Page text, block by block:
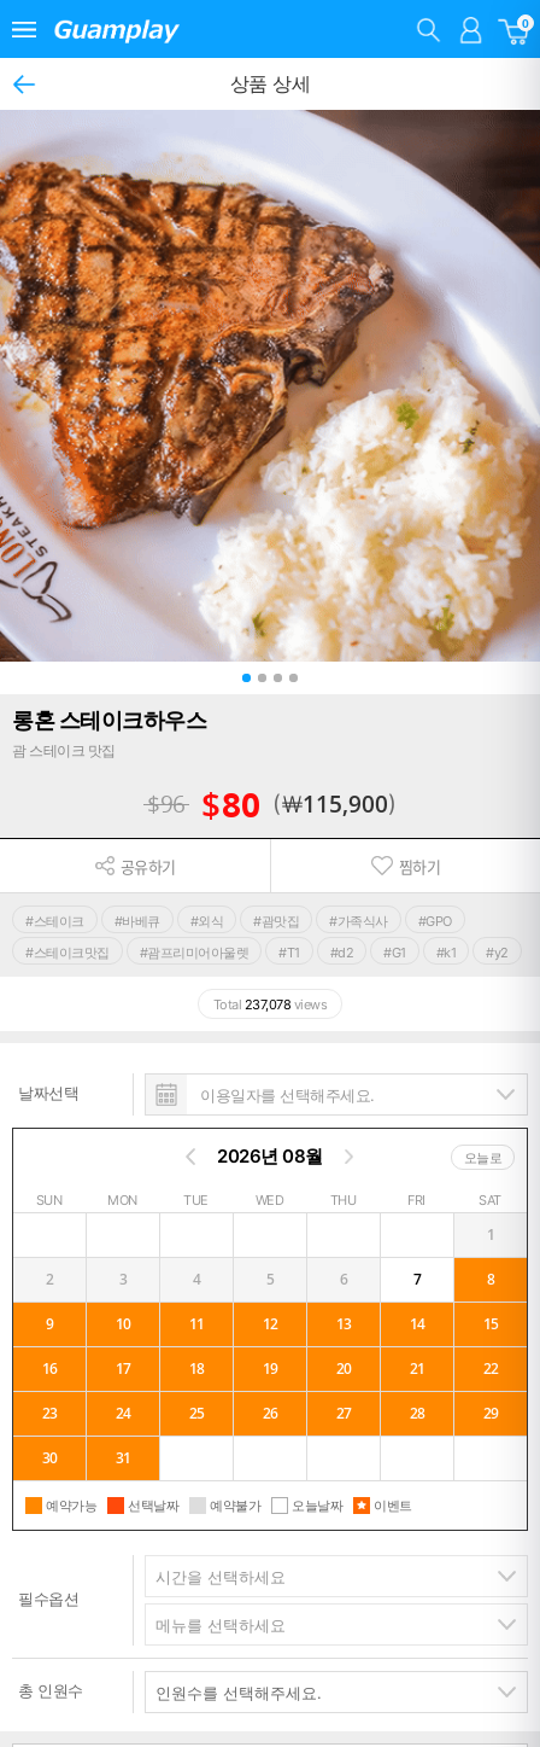
0
상품 상세
롱혼 스테이크하우스
괌 스테이크 맛집
￦115,900
$96 $80
공유하기 찜하기
#스테이크 #바베큐 #외식 #괌맛집 #가족식사
#GPO
#스테이크맛집
#괌프리미어아울렛 #T1 #d2 #G1 #k1 #y2
Total 237,078 views
날짜선택
2026년 08월 오늘로
SUN MON TUE WED THU FRI SAT
1
2 3 4 5 6 7 8
9 10 11 12 13 14 15
16 17 18 19 20 21 22
23 24 25 26 27 28 29
30 31
예약가능 선택날짜 예약불가 오늘날짜 이벤트
필수옵션
총 인원수